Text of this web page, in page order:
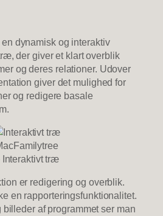
dynamisk og interaktiv
der giver et klart overblik
og deres relationer. Udover
giver det mulighed for
og redigere basale
Interaktivt træ
er redigering og overblik.
en rapporteringsfunktionalitet.
billeder af programmet ser man